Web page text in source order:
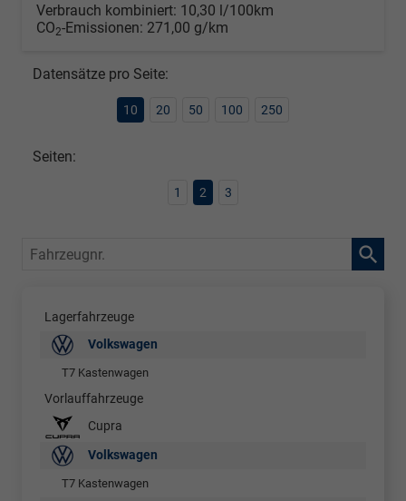
Verbrauch kombiniert: 10,30 l/100km
CO2-Emissionen: 271,00 g/km
Datensätze pro Seite:
10 20 50 100 250
Seiten:
1 2 3
Fahrzeugnr.
Lagerfahrzeuge
Volkswagen
T7 Kastenwagen
Vorlauffahrzeuge
Cupra
Volkswagen
T7 Kastenwagen